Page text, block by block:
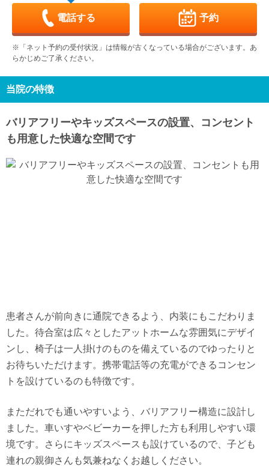
電話する 予約
※「ネット予約の受付状況」は情報が古くなっている場合がございます。あ
らかじめご了承ください。
当院の特徴
バリアフリーやキッズスペースの設置、コンセント
も用意した快適な空間です
患者さんが前向きに通院できるよう、内装にもこだわりま
した。待合室は広々としたアットホームな雰囲気にデザイ
ンし、椅子は一人掛けのものを備えているのでゆったりと
お待ちいただけます。携帯電話等の充電ができるコンセン
トを設けているのも特徴です。
まただれでも通いやすいよう、バリアフリー構造に設計し
ました。車いすやベビーカーを押した方も利用しやすい環
境です。さらにキッズスペースも設けているので、子ども
連れの親御さんも気兼ねなくお越しください。